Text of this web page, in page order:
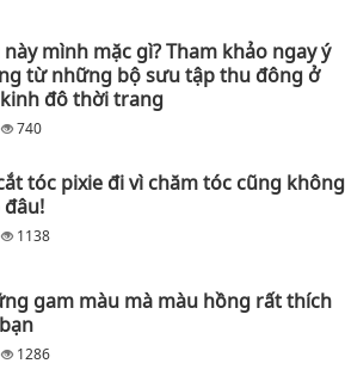
này mình mặc gì? Tham khảo ngay ý
từ những bộ sưu tập thu đông ở
đô thời trang
740
tóc pixie đi vì chăm tóc cũng không
1138
gam màu mà màu hồng rất thích
1286